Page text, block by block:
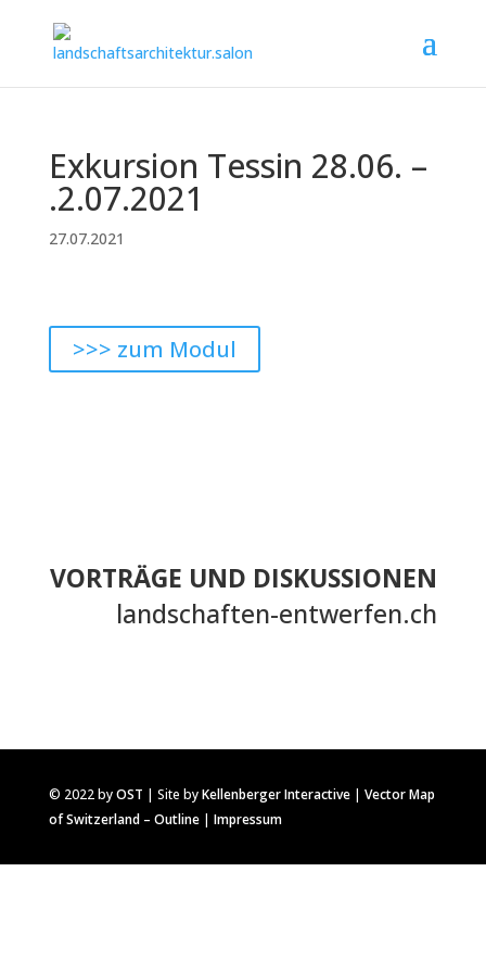
Exkursion Tessin 28.06. –
.2.07.2021
27.07.2021
>>> zum Modul
VORTRÄGE UND DISKUSSIONEN
landschaften-entwerfen.ch
© 2022 byOST | Site byKellenberger Interactive| Vector Map
of Switzerland – Outline| Impressum